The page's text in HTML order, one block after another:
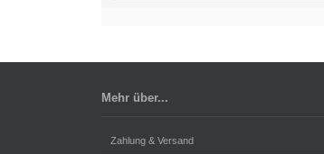
Mehr über...
Zahlung & Versand